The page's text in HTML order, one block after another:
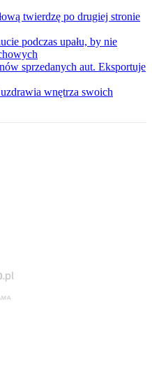
twierdzę po drugiej stronie
podczas upału, by nie
sprzedanych aut. Eksportuje
wnętrza swoich